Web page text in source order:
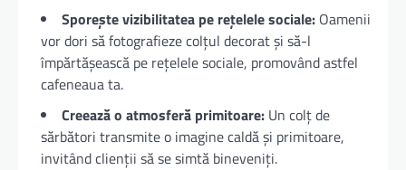
Sporește vizibilitatea pe rețelele sociale: Oamenii
vor dori să fotografieze colțul decorat și să-l
împărtășească pe rețelele sociale, promovând astfel
cafeneaua ta.
Creează o atmosferă primitoare: Un colț de
sărbători transmite o imagine caldă și primitoare,
invitând clienții să se simtă bineveniți.